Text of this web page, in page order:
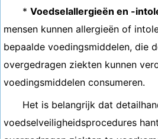
* Voedselallergieën en -
mensen kunnen allergieën of
bepaalde voedingsmiddelen, die
overgedragen ziekten kunnen
voedingsmiddelen consumeren.
Het is belangrijk dat
voedselveiligheidsprocedures